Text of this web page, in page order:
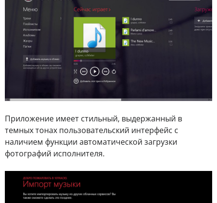
Приложение имеет стильный, выдержанный в
темных тонах пользовательский интерфейс с
наличием функции автоматической загрузки
фотографий исполнителя.